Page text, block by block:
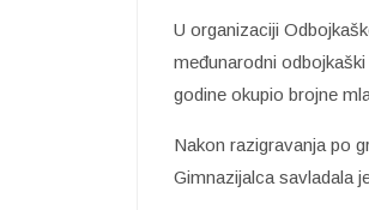
U organizaciji
međunarodni
godine okupio brojne
Nakon razigravanja po
Gimnazijalca savladala